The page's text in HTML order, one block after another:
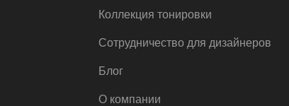
Сотрудничество для дизайнеров
Блог
О компании
Коллекция тонировки